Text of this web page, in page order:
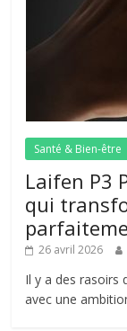
Santé & Bien-être
Laifen P3
qui
26 avril 2026
Il y a des rasoirs
avec une